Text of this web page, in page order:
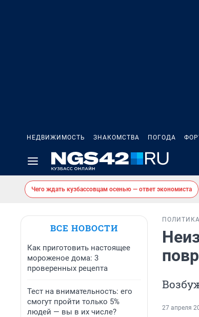
НЕДВИЖИМОСТЬ ЗНАКОМСТВА ПОГОДА
Чего ждать кузбассовцам осенью — ответ экономиста
ВСЕ НОВОСТИ
Как приготовить настоящее
мороженое дома: 3
проверенных рецепта
Тест на внимательность: его
смогут пройти только 5%
людей — вы в их числе?
ПОЛИТИКА
27 апреля